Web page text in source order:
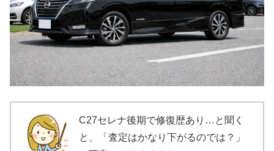
C27セレナ後期で修復歴あり…と聞く
と、「査定はかなり下がるのでは？」